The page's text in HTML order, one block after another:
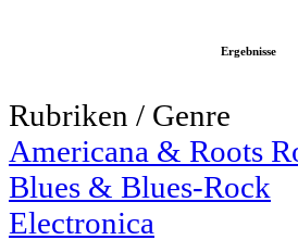
Ergebnisse
Rubriken / Genre
Americana & Roots
Blues & Blues-Rock
Electronica